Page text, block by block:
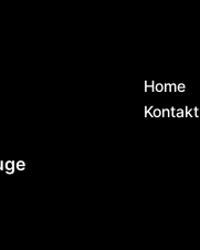
Home
Kontakt